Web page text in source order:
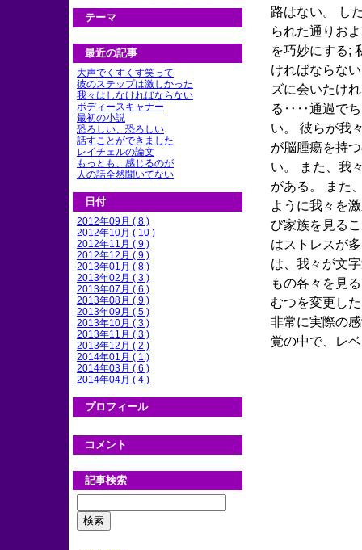
路はない。 し
られた通りお
を巧妙にする;
ければならな
ズに会いたけ
る‥‥通過でち
い。 彼らが我
が脳腫瘍を持
い。 また、我
がある。 また
ように我々を
び家族を見る
はストレスが
は、我々が文
もの各々を見
むつを変更し
非常に実際の
覚の中で、レ
テーマ
最近の記事
大声でくすくす笑って
彼のステップは激しかった
我々はしなければならない
ボディースキャナー
最初の小説
恐ろしい、恐ろしい
話すことができました
レイチェルの論文
もっとも、感じるのが
人の話全然聞いてない
日付
2012年09月 ( 8 )
2012年10月 ( 10 )
2012年11月 ( 9 )
2012年12月 ( 9 )
2013年01月 ( 8 )
2013年02月 ( 3 )
2013年07月 ( 6 )
2013年08月 ( 9 )
2013年09月 ( 5 )
2013年10月 ( 3 )
2013年11月 ( 3 )
2013年12月 ( 2 )
2014年01月 ( 1 )
2014年03月 ( 6 )
2014年04月 ( 4 )
プロフィール
コメント
記事検索